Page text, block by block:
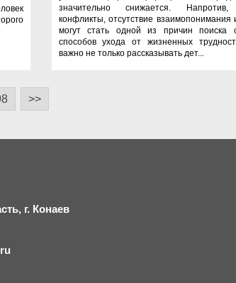
значительно снижается. Напротив,
конфликты, отсутствие взаимопонимания
могут стать одной из причин поиска
способов ухода от жизненных
важно не только рассказывать дет...
>>
г. Конаев